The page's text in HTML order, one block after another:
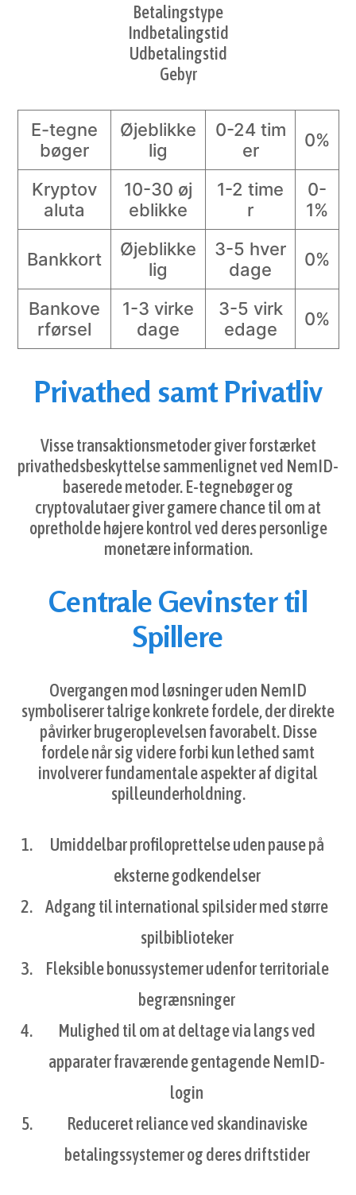
Betalingstype
Indbetalingstid
Udbetalingstid
Gebyr
E-tegne
bøger
Øjeblikke
lig
0-24 tim
er
0%
Kryptov
aluta
10-30 øj
eblikke
1-2 time
r
0-
1%
Bankkort
Øjeblikke
lig
3-5 hver
dage
0%
Bankove
rførsel
1-3 virke
dage
3-5 virk
edage
0%
Privathed samt Privatliv
Visse transaktionsmetoder giver forstærket
privathedsbeskyttelse sammenlignet ved NemID-
baserede metoder. E-tegnebøger og
cryptovalutaer giver gamere chance til om at
opretholde højere kontrol ved deres personlige
monetære information.
Centrale Gevinster til
Spillere
Overgangen mod løsninger uden NemID
symboliserer talrige konkrete fordele, der direkte
påvirker brugeroplevelsen favorabelt. Disse
fordele når sig videre forbi kun lethed samt
involverer fundamentale aspekter af digital
spilleunderholdning.
Umiddelbar profiloprettelse uden pause på
eksterne godkendelser
Adgang til international spilsider med større
spilbiblioteker
Fleksible bonussystemer udenfor territoriale
begrænsninger
Mulighed til om at deltage via langs ved
apparater fraværende gentagende NemID-
login
Reduceret reliance ved skandinaviske
betalingssystemer og deres driftstider